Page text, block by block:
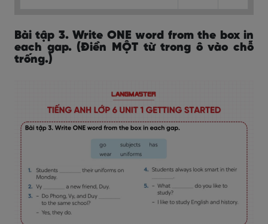
Bài tập 3. Write ONE word from the box in
each gap. (Điền MỘT từ trong ô vào chỗ
trống.)